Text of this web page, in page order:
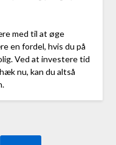
med til at øge
en fordel, hvis du på
Ved at investere tid
nu, kan du altså